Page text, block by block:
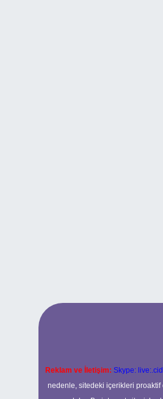
Reklam ve İletişim: Skype:
nedenle, sitedeki içerikleri proaktif